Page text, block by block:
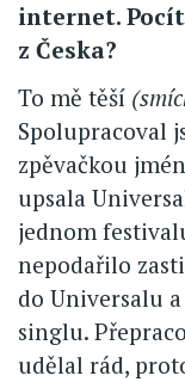
internet.
z Česka?
To mě těší
Spolupracoval
zpěvačkou
upsala
jednom
nepodařilo
do Universalu
singlu.
udělal rád,